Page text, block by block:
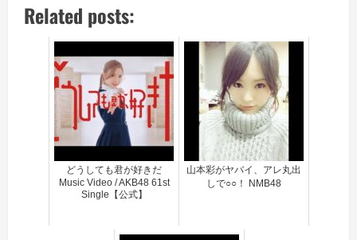
Related posts:
どうしても君が好きだ
Music Video / AKB48 61st
Single【公式】
山本彩がヤバイ、アレ丸出
しで○○！ NMB48